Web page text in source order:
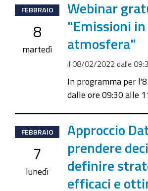
2022-
02-
08T09:30:00+01:00
2022-
FEBBRAIO
8
martedì
Webinar
"Emissioni in
atmosfera"
il 08/02/2022 dalle
In programma per
dalle ore 09:30 alle
2022-
02-
07T14:00:00+01:00
2022-
FEBBRAIO
7
lunedì
Approccio
prendere
definire
efficaci e